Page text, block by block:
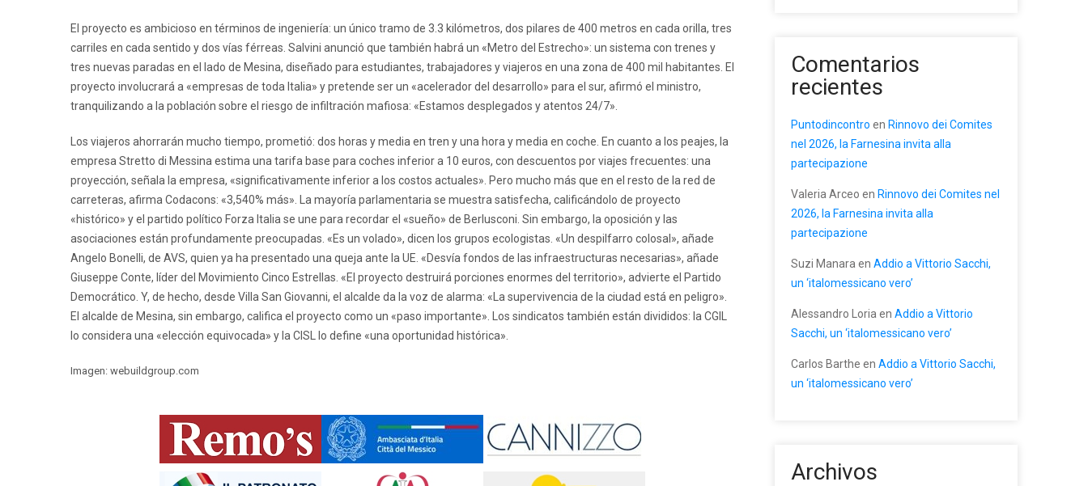
El proyecto es ambicioso en términos de ingeniería: un único tramo de 3.3 kilómetros, dos pilares de 400 metros en cada orilla, tres
carriles en cada sentido y dos vías férreas. Salvini anunció que también habrá un «Metro del Estrecho»: un sistema con trenes y
tres nuevas paradas en el lado de Mesina, diseñado para estudiantes, trabajadores y viajeros en una zona de 400 mil habitantes. El
proyecto involucrará a «empresas de toda Italia» y pretende ser un «acelerador del desarrollo» para el sur, afirmó el ministro,
tranquilizando a la población sobre el riesgo de infiltración mafiosa: «Estamos desplegados y atentos 24/7».
Los viajeros ahorrarán mucho tiempo, prometió: dos horas y media en tren y una hora y media en coche. En cuanto a los peajes, la
empresa Stretto di Messina estima una tarifa base para coches inferior a 10 euros, con descuentos por viajes frecuentes: una
proyección, señala la empresa, «significativamente inferior a los costos actuales». Pero mucho más que en el resto de la red de
carreteras, afirma Codacons: «3,540% más». La mayoría parlamentaria se muestra satisfecha, calificándolo de proyecto
«histórico» y el partido político Forza Italia se une para recordar el «sueño» de Berlusconi. Sin embargo, la oposición y las
asociaciones están profundamente preocupadas. «Es un volado», dicen los grupos ecologistas. «Un despilfarro colosal», añade
Angelo Bonelli, de AVS, quien ya ha presentado una queja ante la UE. «Desvía fondos de las infraestructuras necesarias», añade
Giuseppe Conte, líder del Movimiento Cinco Estrellas. «El proyecto destruirá porciones enormes del territorio», advierte el Partido
Democrático. Y, de hecho, desde Villa San Giovanni, el alcalde da la voz de alarma: «La supervivencia de la ciudad está en peligro».
El alcalde de Mesina, sin embargo, califica el proyecto como un «paso importante». Los sindicatos también están divididos: la CGIL
lo considera una «elección equivocada» y la CISL lo define «una oportunidad histórica».
Imagen: webuildgroup.com
Comentarios
recientes
Puntodincontro en Rinnovo dei Comites
nel 2026, la Farnesina invita alla
partecipazione
Valeria Arceo en Rinnovo dei Comites nel
2026, la Farnesina invita alla
partecipazione
Suzi Manara en Addio a Vittorio Sacchi,
un ‘italomessicano vero’
Alessandro Loria en Addio a Vittorio
Sacchi, un ‘italomessicano vero’
Carlos Barthe en Addio a Vittorio Sacchi,
un ‘italomessicano vero’
Archivos